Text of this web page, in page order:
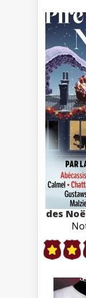
des